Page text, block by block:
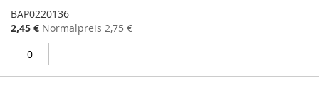
BAP0220136
Sonderangebot
2,45 € Normalpreis 2,75 €